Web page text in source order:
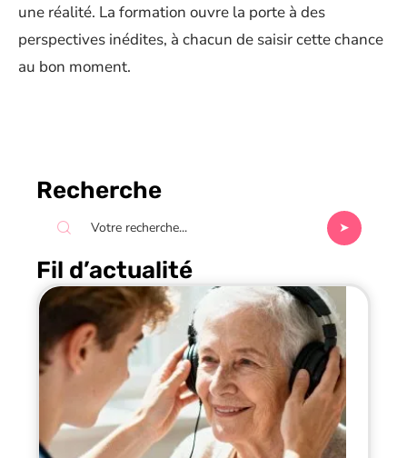
une réalité. La formation ouvre la porte à des
perspectives inédites, à chacun de saisir cette chance
au bon moment.
Recherche
Fil d’actualité